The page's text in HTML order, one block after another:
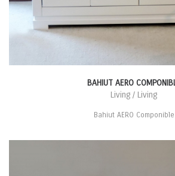
BAHIUT AERO
Living / Living
Bahiut AERO Componible